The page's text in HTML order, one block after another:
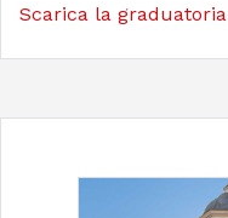
Scarica la graduatoria